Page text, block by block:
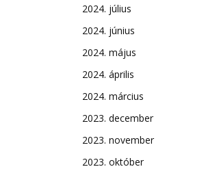
2024. július
2024. június
2024. május
2024. április
2024. március
2023. december
2023. november
2023. október